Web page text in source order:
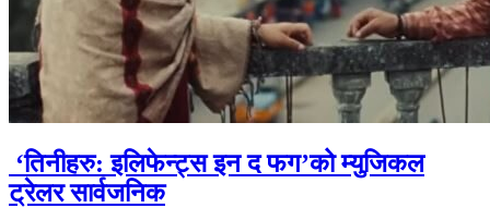
‘तिनीहरु: इलिफेन्ट्स इन द फग’को म्युजिकल
ट्रेलर सार्वजनिक